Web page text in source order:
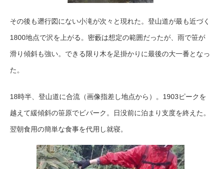
その後も遡行図にない小滝が次々と現れた。登山道が最も近づく
1800地点で沢を上がる。密藪は想定の範囲だったが、雨で笹が
滑り傾斜も強い。できる限り木を足掛かりに最後の大一番となっ
た。
18時半、登山道に合流（画像指差し地点から）。1903ピークを
越えて緩傾斜の笹原でビバーク。日没前に泊まり支度を終えた。
翌朝食用の簡単な食事を代用し就寝。